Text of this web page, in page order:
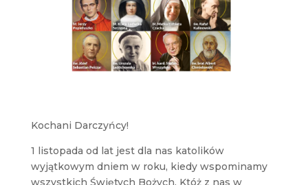
Kochani Darczyńcy!
1 listopada od lat jest dla nas katolików
wyjątkowym dniem w roku, kiedy wspominamy